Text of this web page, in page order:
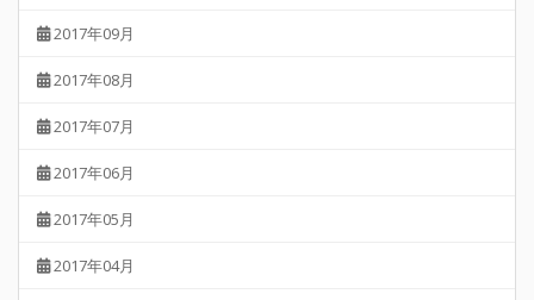
2017年09月
2017年08月
2017年07月
2017年06月
2017年05月
2017年04月